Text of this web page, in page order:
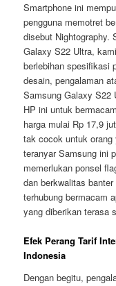
Smartphone ini
pengguna memotret
disebut Nightography.
Galaxy S22 Ultra,
berlebihan spesifikasi
desain, pengalaman
Samsung Galaxy S22
HP ini untuk
harga mulai Rp 17,9
tak cocok untuk orang
teranyar Samsung ini
memerlukan ponsel
dan berkwalitas
terhubung bermacam
yang diberikan terasa
Efek Perang Tarif
Indonesia
Dengan begitu,